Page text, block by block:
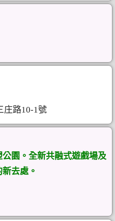
庄路10-1號
公園。全新共融式遊戲場及
去處。